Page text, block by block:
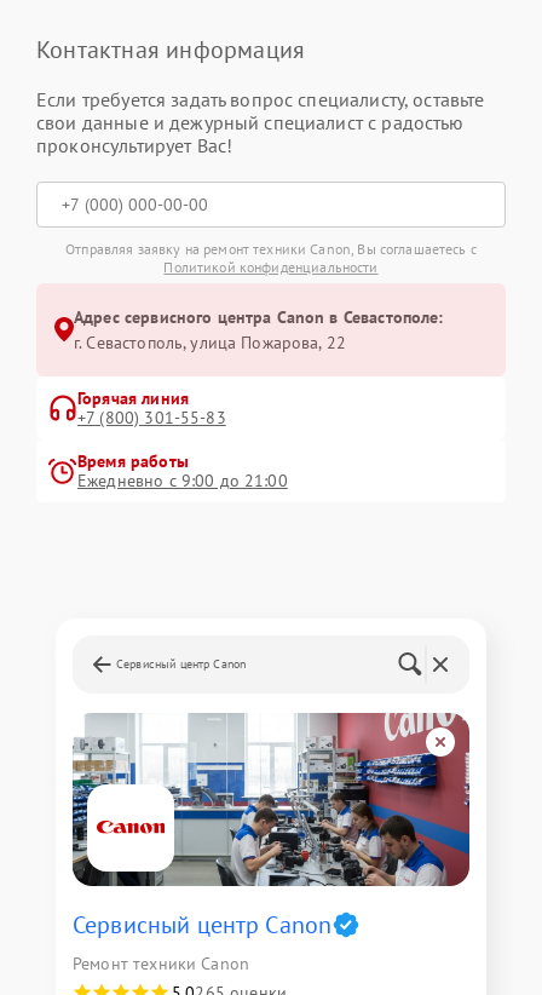
Контактная информация
Если требуется задать вопрос специалисту, оставьте
свои данные и дежурный специалист с радостью
проконсультирует Вас!
Отправляя заявку на ремонт техники Canon, Вы соглашаетесь с
Политикой конфиденциальности
Адрес сервисного центра Canon в Севастополе:
г. Севастополь, улица Пожарова, 22
Горячая линия
+7 (800) 301-55-83
Время работы
Ежедневно с 9:00 до 21:00
Сервисный центр Canon
Сервисный центр Canon
Ремонт техники Canon